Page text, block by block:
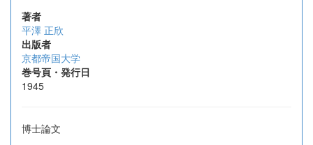
著者
平澤 正欣
出版者
京都帝国大学
巻号頁・発行日
1945
博士論文